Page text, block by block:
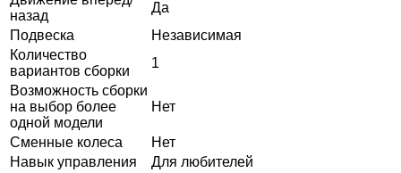
назад
Да
Подвеска
Независимая
Количество
вариантов сборки
1
Возможность сборки
на выбор более
одной модели
Нет
Сменные колеса
Нет
Навык управления
Для любителей